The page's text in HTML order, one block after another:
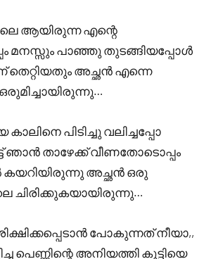
ആയിരുന്ന എന്റെ
മനസ്സും പാഞ്ഞു തുടങ്ങിയപ്പോൾ
തെറ്റിയതും അച്ഛൻ എന്നെ
ഒരുമിച്ചായിരുന്നു…
പിടിച്ചു വലിച്ചപ്പോ
ഞാൻ താഴേക്ക് വീണതോടൊപ്പം
അച്ഛൻ ഒരു
ചിരിക്കുകയായിരുന്നു…
പോകുന്നത് നീയാ,,
പെണ്ണിന്റെ അനിയത്തി കുട്ടിയെ